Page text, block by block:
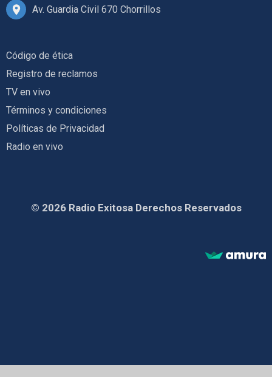
Av. Guardia Civil 670 Chorrillos
Código de ética
Registro de reclamos
TV en vivo
Términos y condiciones
Políticas de Privacidad
Radio en vivo
© 2026 Radio Exitosa Derechos Reservados